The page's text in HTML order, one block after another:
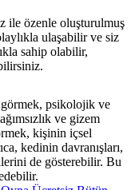
ile özenle oluşturulmuş
ulaşabilir ve siz
sahip olabilir,
psikolojik ve
ve gizem
kişinin içsel
kedinin davranışları,
de gösterebilir. Bu